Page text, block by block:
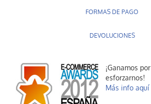
FORMAS DE PAGO
DEVOLUCIONES
¡Ganamos por
esforzarnos!
Más info aquí